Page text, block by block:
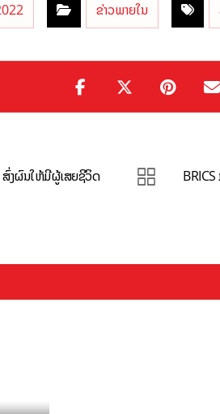
ຂ່າວພາຍໃນ
ສົ່ງຜົນໃຫ້ມີຜູ້ເສຍຊີວິດ